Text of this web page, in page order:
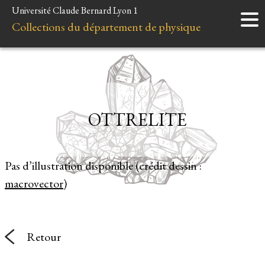
Accueil
Instruments
Liens et ressources
Université Claude Bernard Lyon 1
Collections du département de physique
Pas d’illustration disponible (crédit dessin :
macrovector)
OTTRELITE
Retour